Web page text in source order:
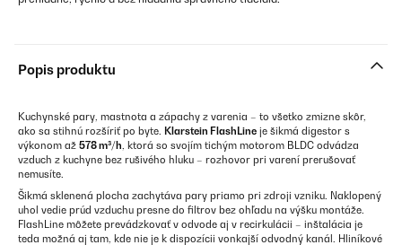
Popis produktu
Kuchynské pary, mastnota a zápachy z varenia – to všetko zmizne skôr,
ako sa stihnú rozšíriť po byte. Klarstein FlashLine je šikmá digestor s
výkonom až 578 m³/h, ktorá so svojím tichým motorom BLDC odvádza
vzduch z kuchyne bez rušivého hluku – rozhovor pri varení prerušovať
nemusíte.
Šikmá sklenená plocha zachytáva pary priamo pri zdroji vzniku. Naklopený
uhol vedie prúd vzduchu presne do filtrov bez ohľadu na výšku montáže.
FlashLine môžete prevádzkovať v odvode aj v recirkulácii – inštalácia je
teda možná aj tam, kde nie je k dispozícii vonkajší odvodný kanál. Hliníkové